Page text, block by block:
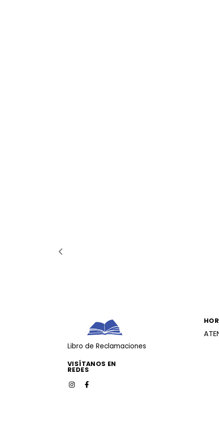
Libro de Reclamaciones
VISÍTANOS EN
REDES